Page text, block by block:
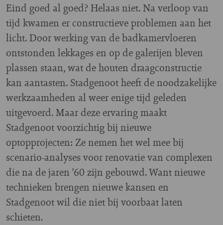
Eind goed al goed? Helaas niet. Na verloop van
tijd kwamen er constructieve problemen aan het
licht. Door werking van de badkamervloeren
ontstonden lekkages en op de galerijen bleven
plassen staan, wat de houten draagconstructie
kan aantasten. Stadgenoot heeft de noodzakelijke
werkzaamheden al weer enige tijd geleden
uitgevoerd. Maar deze ervaring maakt
Stadgenoot voorzichtig bij nieuwe
optopprojecten: Ze nemen het wel mee bij
scenario-analyses voor renovatie van complexen
die na de jaren ’60 zijn gebouwd. Want nieuwe
technieken brengen nieuwe kansen en
Stadgenoot wil die niet bij voorbaat laten
schieten.